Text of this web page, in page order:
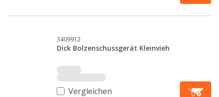
3409912
Dick Bolzenschussgerät Kleinvieh
Vergleichen